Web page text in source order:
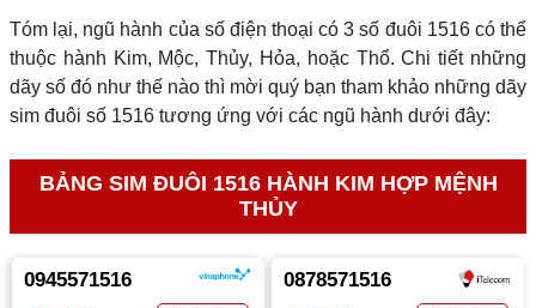
Tóm lại, ngũ hành của số điện thoại có 3 số đuôi 1516 có thể
thuộc hành Kim, Mộc, Thủy, Hỏa, hoặc Thổ. Chi tiết những
dãy số đó như thế nào thì mời quý bạn tham khảo những dãy
sim đuôi số 1516 tương ứng với các ngũ hành dưới đây:
BẢNG SIM ĐUÔI 1516 HÀNH KIM HỢP MỆNH
THỦY
0945571516 0878571516